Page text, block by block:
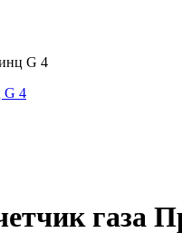
G 4
газа